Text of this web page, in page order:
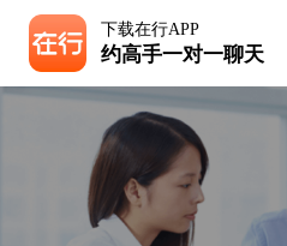
下载在行APP
约高手一对一聊天